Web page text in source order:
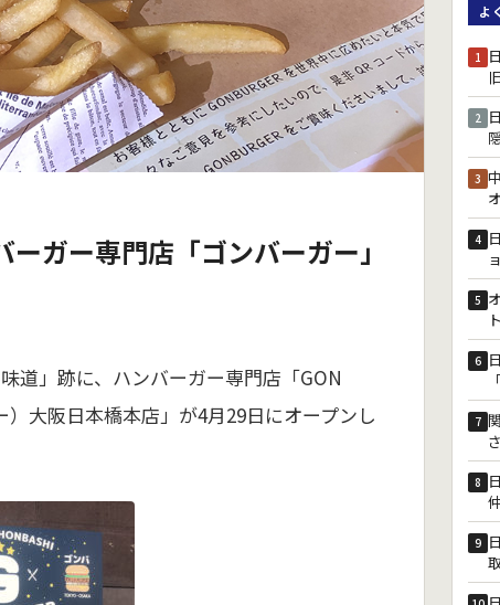
ーガー専門店「ゴンバーガー」
道」跡に、ハンバーガー専門店「GON
）大阪日本橋本店」が4月29日にオープンし
よ
1
2
3
4
5
6
7
8
9